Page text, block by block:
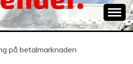
på betalmarknaden